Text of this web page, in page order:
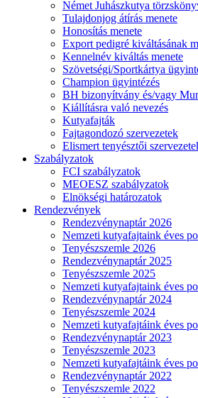
Német Juhászkutya
Tulajdonjog átírás menete
Honosítás menete
Export pedigré kiváltásának
Kennelnév kiváltás menete
Szövetségi/Sportkártya
Champion ügyintézés
BH bizonyítvány és/vagy
Kiállításra való nevezés
Kutyafajták
Fajtagondozó szervezetek
Elismert tenyésztői
Szabályzatok
FCI szabályzatok
MEOESZ szabályzatok
Elnökségi határozatok
Rendezvények
Rendezvénynaptár 2026
Nemzeti kutyafajtaink éves
Tenyészszemle 2026
Rendezvénynaptár 2025
Tenyészszemle 2025
Nemzeti kutyafajtaink éves
Rendezvénynaptár 2024
Tenyészszemle 2024
Nemzeti kutyafajtáink éves
Rendezvénynaptár 2023
Tenyészszemle 2023
Nemzeti kutyafajtáink éves
Rendezvénynaptár 2022
Tenyészszemle 2022